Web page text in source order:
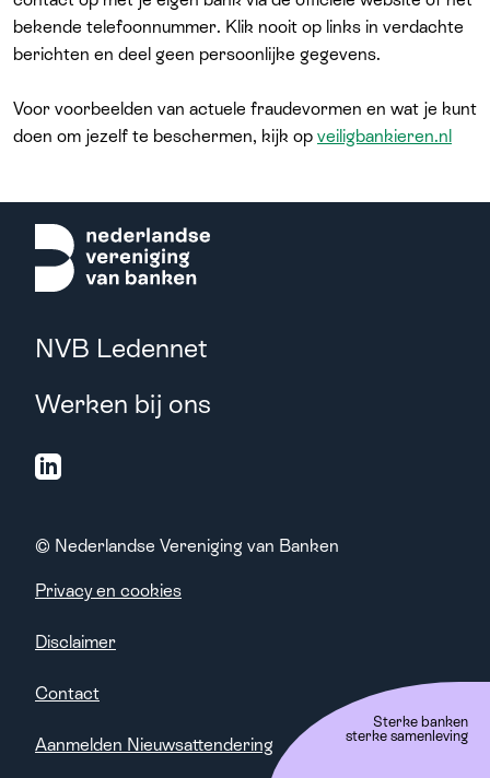
bekende telefoonnummer. Klik nooit op links in verdachte
berichten en deel geen persoonlijke gegevens.
Voor voorbeelden van actuele fraudevormen en wat je kunt
doen om jezelf te beschermen, kijk op veiligbankieren.nl
NVB Ledennet
Werken bij ons
© Nederlandse Vereniging van Banken
Privacy en cookies
Disclaimer
Contact
Aanmelden Nieuwsattendering
Sterke banken
sterke samenleving